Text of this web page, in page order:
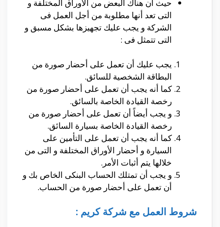
حيث أن هناك البعض من الأوراق المختلفة و
التى تعد أنها مطلوبة من أجل العمل فى
الشركة و يجب عليك تجهيزها بشكل مسبق و
التى تتمثل فى :
يجب عليك أن تعمل على أحضار صورة من
البطاقة الشخصية للسائق.
كما أنه يجب أن تعمل على أحضار صورة من
رخصة القيادة الخاصة بالسائق.
و يجب أيضاً أن تعمل على أحضار صورة من
رخصة القيادة الخاصة بسيارة السائق.
كما أنه يجب أن تعمل على التأمين على
السيارة و أحضار الأوراق المختلفة و التى من
خلالها يتم أثبات الأمر.
و يجب أن تمتلك الحساب البنكى الخاص بك و
أن تعمل على أحضار صورة من الحساب.
شروط العمل مع شركة كريم :